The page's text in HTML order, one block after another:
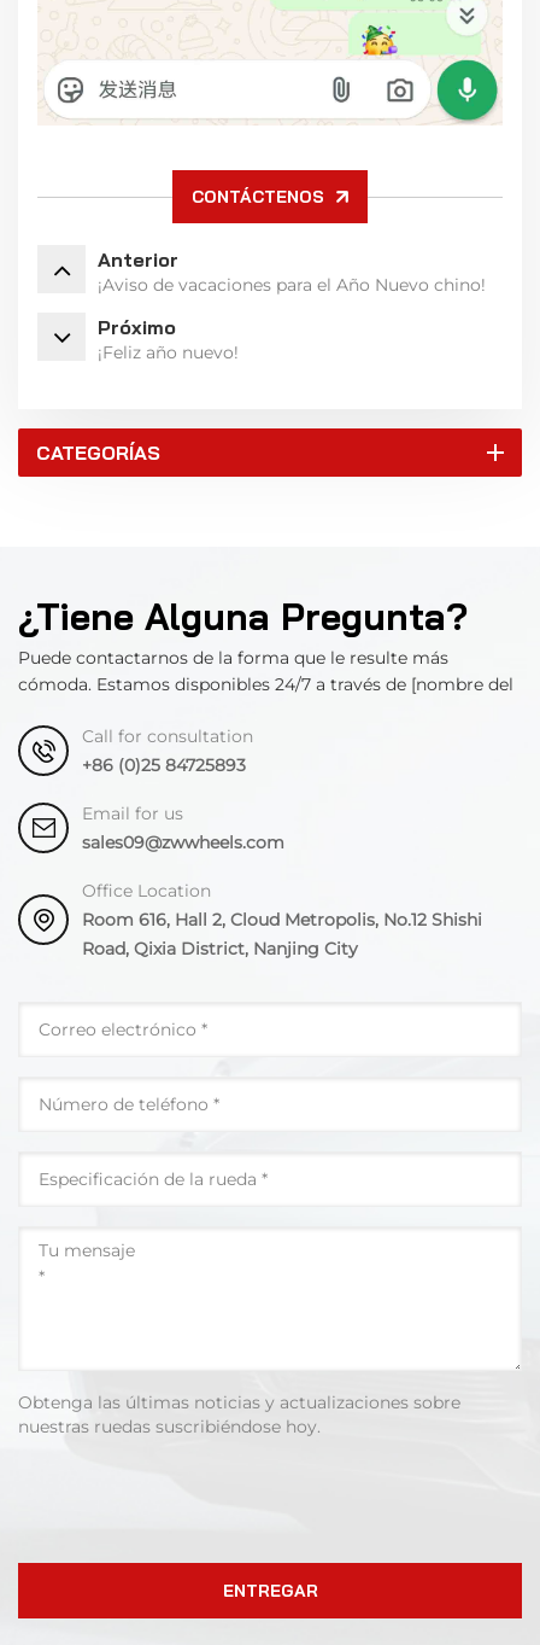
CONTÁCTENOS
Anterior
¡Aviso de vacaciones para el Año Nuevo chino!
Próximo
¡Feliz año nuevo!
CATEGORÍAS
¿Tiene Alguna Pregunta?
Puede contactarnos de la forma que le resulte más
cómoda. Estamos disponibles 24/7 a través de [nombre del
Call for consultation
+86 (0)25 84725893
Email for us
sales09@zwwheels.com
Office Location
Room 616, Hall 2, Cloud Metropolis, No.12 Shishi
Road, Qixia District, Nanjing City
Obtenga las últimas noticias y actualizaciones sobre
nuestras ruedas suscribiéndose hoy.
ENTREGAR